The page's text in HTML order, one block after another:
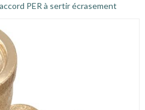
PER à sertir écrasement